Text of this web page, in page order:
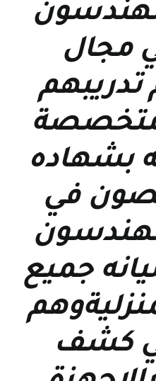
مجال
متخصصة
بشهاده
في
جميع
كشف